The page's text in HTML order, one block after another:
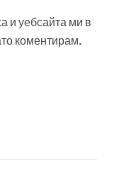
и уебсайта ми в
коментирам.